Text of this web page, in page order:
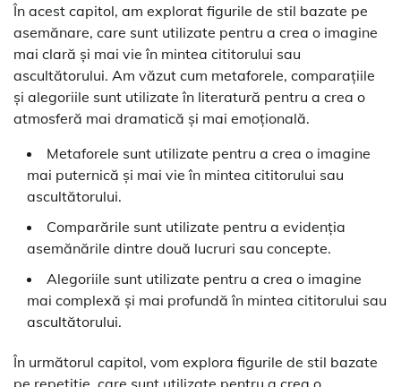
În acest capitol, am explorat figurile de stil bazate pe
asemănare, care sunt utilizate pentru a crea o imagine
mai clară și mai vie în mintea cititorului sau
ascultătorului. Am văzut cum metaforele, comparațiile
și alegoriile sunt utilizate în literatură pentru a crea o
atmosferă mai dramatică și mai emoțională.
Metaforele sunt utilizate pentru a crea o imagine
mai puternică și mai vie în mintea cititorului sau
ascultătorului.
Comparările sunt utilizate pentru a evidenția
asemănările dintre două lucruri sau concepte.
Alegoriile sunt utilizate pentru a crea o imagine
mai complexă și mai profundă în mintea cititorului sau
ascultătorului.
În următorul capitol, vom explora figurile de stil bazate
pe repetiție, care sunt utilizate pentru a crea o